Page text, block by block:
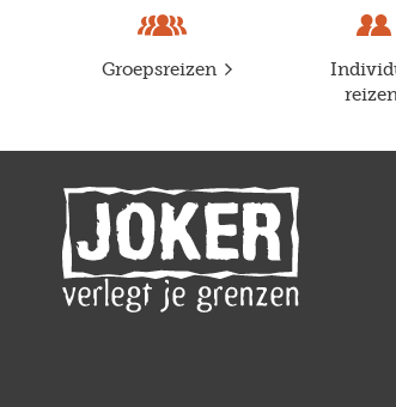
Groepsreizen